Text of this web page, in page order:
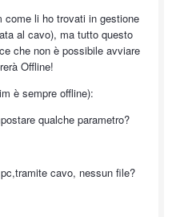
come li ho trovati in gestione
al cavo), ma tutto questo
che non è possibile avviare
Offline!
è sempre offline):
qualche parametro?
cavo, nessun file?